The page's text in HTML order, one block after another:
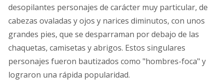
desopilantes personajes de carácter muy particular, de
cabezas ovaladas y ojos y narices diminutos, con unos
grandes pies, que se desparraman por debajo de las
chaquetas, camisetas y abrigos. Estos singulares
personajes fueron bautizados como "hombres-foca" y
lograron una rápida popularidad.